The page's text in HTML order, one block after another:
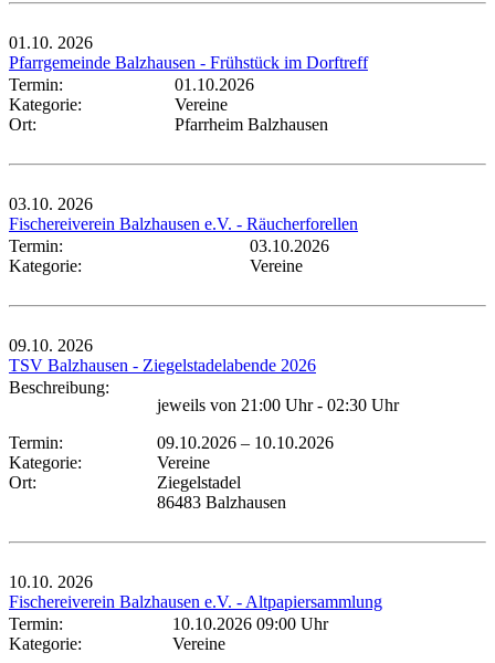
01.10. 2026
Pfarrgemeinde Balzhausen - Frühstück im Dorftreff
Termin:
01.10.2026
Kategorie:
Vereine
Ort:
Pfarrheim Balzhausen
03.10. 2026
Fischereiverein Balzhausen e.V. - Räucherforellen
Termin:
03.10.2026
Kategorie:
Vereine
09.10. 2026
TSV Balzhausen - Ziegelstadelabende 2026
Beschreibung:
jeweils von 21:00 Uhr - 02:30 Uhr
Termin:
09.10.2026 – 10.10.2026
Kategorie:
Vereine
Ort:
Ziegelstadel
86483 Balzhausen
10.10. 2026
Fischereiverein Balzhausen e.V. - Altpapiersammlung
Termin:
10.10.2026 09:00 Uhr
Kategorie:
Vereine